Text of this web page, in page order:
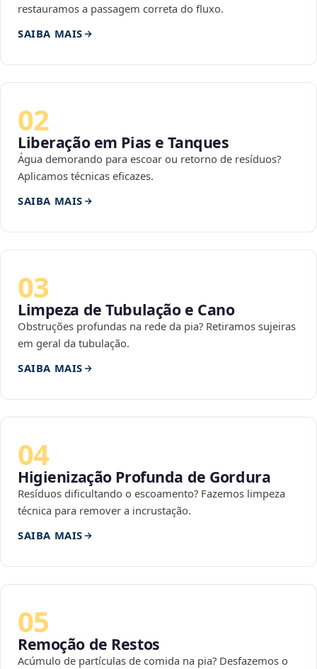
restauramos a passagem correta do fluxo.
SAIBA MAIS
02
Liberação em Pias e Tanques
Água demorando para escoar ou retorno de resíduos?
Aplicamos técnicas eficazes.
SAIBA MAIS
03
Limpeza de Tubulação e Cano
Obstruções profundas na rede da pia? Retiramos sujeiras
em geral da tubulação.
SAIBA MAIS
04
Higienização Profunda de Gordura
Resíduos dificultando o escoamento? Fazemos limpeza
técnica para remover a incrustação.
SAIBA MAIS
05
Remoção de Restos
Acúmulo de partículas de comida na pia? Desfazemos o